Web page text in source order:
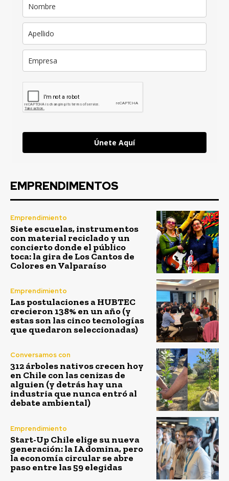
Únete Aquí
EMPRENDIMENTOS
Emprendimiento
Siete escuelas, instrumentos
con material reciclado y un
concierto donde el público
toca: la gira de Los Cantos de
Colores en Valparaíso
Emprendimiento
Las postulaciones a HUBTEC
crecieron 138% en un año (y
estas son las cinco tecnologías
que quedaron seleccionadas)
Conversamos con
312 árboles nativos crecen hoy
en Chile con las cenizas de
alguien (y detrás hay una
industria que nunca entró al
debate ambiental)
Emprendimiento
Start-Up Chile elige su nueva
generación: la IA domina, pero
la economía circular se abre
paso entre las 59 elegidas